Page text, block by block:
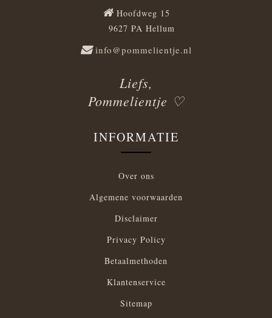
Hoofdweg 15
9627 PA Hellum
info@pommelientje.nl
Liefs,
Pommelientje ♡
INFORMATIE
Over ons
Algemene voorwaarden
Disclaimer
Privacy Policy
Betaalmethoden
Klantenservice
Sitemap